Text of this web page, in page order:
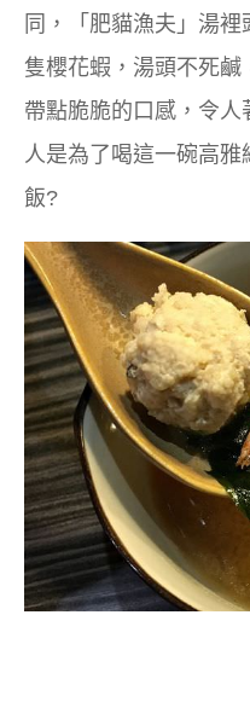
同，「肥貓漁夫」湯
隻櫻花蝦，湯頭不死
帶點脆脆的口感，令
人是為了喝這一碗高
飯?